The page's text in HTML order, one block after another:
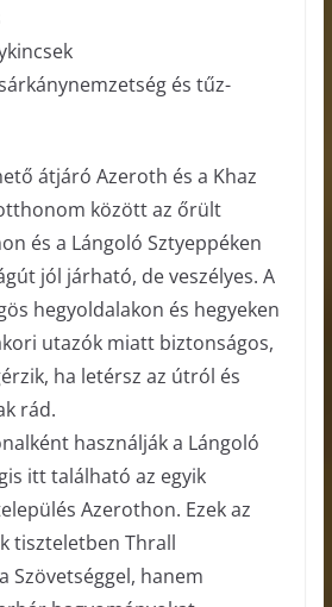
és tűz-
átjáró Azeroth és a Khaz
között az őrült
és a Lángoló Sztyeppéken
jól járható, de veszélyes. A
hegyoldalakon és hegyeken
utazók miatt biztonságos,
ha letérsz az útról és
rád.
használják a Lángoló
itt található az egyik
Azerothon. Ezek az
tiszteletben Thrall
Szövetséggel, hanem